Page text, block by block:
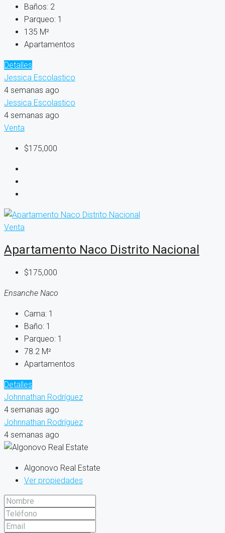
Baños: 2
Parqueo: 1
135 M²
Apartamentos
Detalles
Jessica Escolastico
4 semanas ago
Jessica Escolastico
4 semanas ago
Venta
$175,000
Venta
Apartamento Naco Distrito Nacional
$175,000
Ensanche Naco
Cama: 1
Baño: 1
Parqueo: 1
78.2 M²
Apartamentos
Detalles
Johnnathan Rodríguez
4 semanas ago
Johnnathan Rodríguez
4 semanas ago
Algonovo Real Estate
Ver propiedades